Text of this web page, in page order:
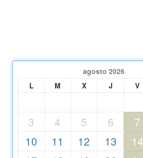
agosto 2026
L
M X J V
3
4 5 6 7
10
11 12 13 14